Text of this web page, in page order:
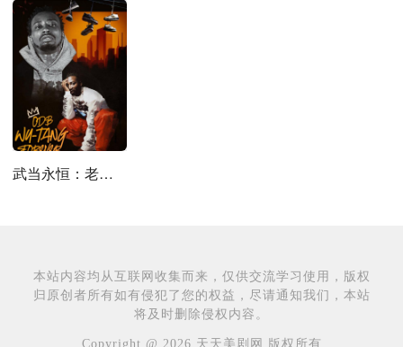
武当永恒：老邋遢鬼大传
本站内容均从互联网收集而来，仅供交流学习使用，版权
归原创者所有如有侵犯了您的权益，尽请通知我们，本站
将及时删除侵权内容。
Copyright @ 2026 天天美剧网 版权所有